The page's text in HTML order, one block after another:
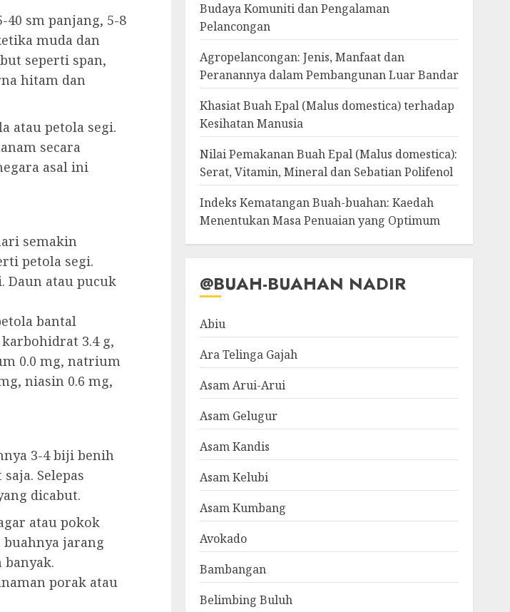
sm panjang, 5-8
muda dan
seperti span,
hitam dan
atau petola segi.
secara
asal ini
semakin
petola segi.
Daun atau pucuk
bantal
3.4 g,
0.0 mg, natrium
niasin 0.6 mg,
3-4 biji benih
Selepas
dicabut.
atau pokok
jarang
porak atau
Budaya Komuniti dan Pengalaman
Pelancongan
Agropelancongan: Jenis, Manfaat dan
Peranannya dalam Pembangunan Luar Bandar
Khasiat Buah Epal (Malus domestica) terhadap
Kesihatan Manusia
Nilai Pemakanan Buah Epal (Malus domestica):
Serat, Vitamin, Mineral dan Sebatian Polifenol
Indeks Kematangan Buah-buahan: Kaedah
Menentukan Masa Penuaian yang Optimum
@BUAH-BUAHAN NADIR
Abiu
Ara Telinga Gajah
Asam Arui-Arui
Asam Gelugur
Asam Kandis
Asam Kelubi
Asam Kumbang
Avokado
Bambangan
Belimbing Buluh